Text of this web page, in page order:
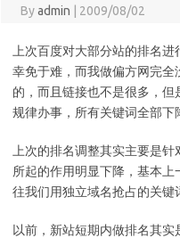
Byadmin 2009/08/02
上次百度对大部分站的排名
幸免于难，而我做偏方网完
的，而且链接也不是很多，
规律办事，所有关键词全部下
上次的排名调整其实主要是
所起的作用明显下降，基本
往我们用独立域名抢占的关键
以前，新站短期内做排名其